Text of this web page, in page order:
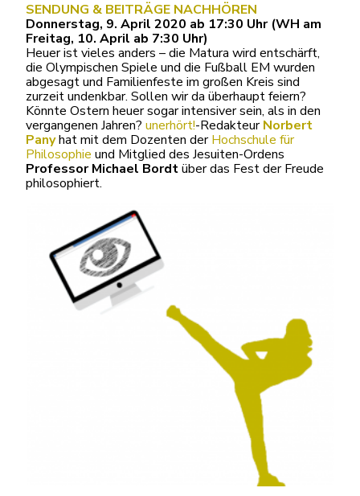
SENDUNG & BEITRÄGE NACHHÖREN
Donnerstag, 9. April 2020 ab 17:30 Uhr (WH am
Freitag, 10. April ab 7:30 Uhr)
Heuer ist vieles anders – die Matura wird entschärft,
die Olympischen Spiele und die Fußball EM wurden
abgesagt und Familienfeste im großen Kreis sind
zurzeit undenkbar. Sollen wir da überhaupt feiern?
Könnte Ostern heuer sogar intensiver sein, als in den
vergangenen Jahren? unerhört!-RedakteurNorbert
Panyhat mit dem Dozenten derHochschule für
Philosophie und Mitglied des Jesuiten-Ordens
Professor Michael Bordtüber das Fest der Freude
philosophiert.